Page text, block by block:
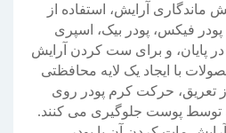
ماندگاری آرایش، استفاده از
فیکس، پودر بیک، اسپری
پایان، و برای ست کردن آرایش
با ایجاد یک لایه محافظتی
حرکت کرم پودر روی
پوست جلوگیری می کنند.